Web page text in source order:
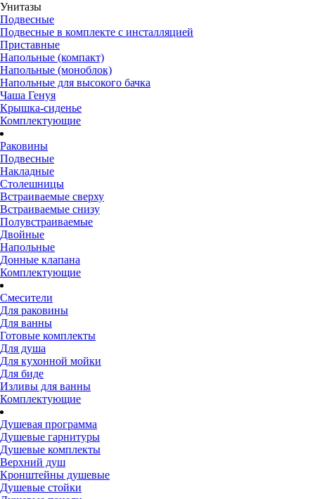
Унитазы
Подвесные
Подвесные в комплекте с инсталляцией
Приставные
Напольные (компакт)
Напольные (моноблок)
Напольные для высокого бачка
Чаша Генуя
Крышка-сиденье
Комплектующие
Раковины
Подвесные
Накладные
Столешницы
Встраиваемые сверху
Встраиваемые снизу
Полувстраиваемые
Двойные
Напольные
Донные клапана
Комплектующие
Смесители
Для раковины
Для ванны
Готовые комплекты
Для душа
Для кухонной мойки
Для биде
Изливы для ванны
Комплектующие
Душевая программа
Душевые гарнитуры
Душевые комплекты
Верхний душ
Кронштейны душевые
Душевые стойки